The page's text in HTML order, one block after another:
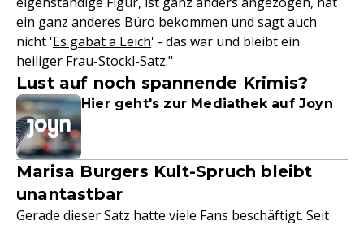
ein ganz anderes Büro bekommen und sagt auch
nicht 'Es gabat a Leich' - das war und bleibt ein
heiliger Frau-Stockl-Satz."
Lust auf noch spannende Krimis?
Hier geht's zur Mediathek auf Joyn
Marisa Burgers Kult-Spruch bleibt
unantastbar
Gerade dieser Satz hatte viele Fans beschäftigt. Seit